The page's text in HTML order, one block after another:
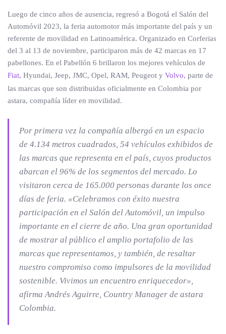
Luego de cinco años de ausencia, regresó a Bogotá el Salón del
Automóvil 2023, la feria automotor más importante del país y un
referente de movilidad en Latinoamérica. Organizado en Corferias
del 3 al 13 de noviembre, participaron más de 42 marcas en 17
pabellones. En el Pabellón 6 brillaron los mejores vehículos de
Fiat, Hyundai, Jeep, JMC, Opel, RAM, Peugeot y Volvo, parte de
las marcas que son distribuidas oficialmente en Colombia por
astara, compañía líder en movilidad.
Por primera vez la compañía albergó en un espacio
de 4.134 metros cuadrados, 54 vehículos exhibidos de
las marcas que representa en el país, cuyos productos
abarcan el 96% de los segmentos del mercado. Lo
visitaron cerca de 165.000 personas durante los once
días de feria. «Celebramos con éxito nuestra
participación en el Salón del Automóvil, un impulso
importante en el cierre de año. Una gran oportunidad
de mostrar al público el amplio portafolio de las
marcas que representamos, y también, de resaltar
nuestro compromiso como impulsores de la movilidad
sostenible. Vivimos un encuentro enriquecedor»,
afirma Andrés Aguirre, Country Manager de astara
Colombia.